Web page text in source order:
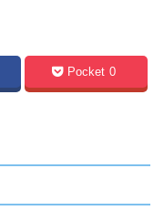
Pocket 0